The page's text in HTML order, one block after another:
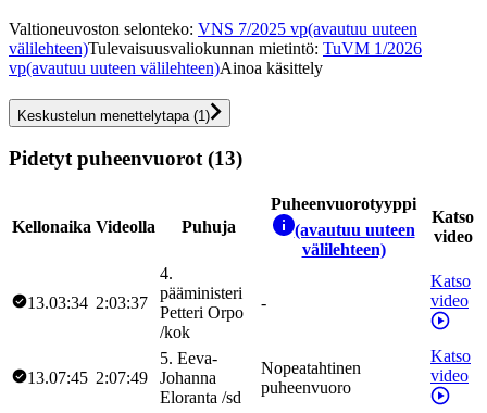
Valtioneuvoston selonteko: VNS 7/2025 vp(avautuu uuteen
välilehteen)Tulevaisuusvaliokunnan mietintö: TuVM 1/2026
vp(avautuu uuteen välilehteen)Ainoa käsittely
Keskustelun menettelytapa (1)
Pidetyt puheenvuorot (13)
Kellonaika Videolla Puhuja
Puheenvuorotyyppi
(avautuu uuteen
välilehteen)
Katso
video
13.03:34 2:03:37
4.
pääministeri
Petteri Orpo
/kok
-
Katso
video
13.07:45 2:07:49
5. Eeva-
Johanna
Eloranta /sd
Nopeatahtinen
puheenvuoro
Katso
video